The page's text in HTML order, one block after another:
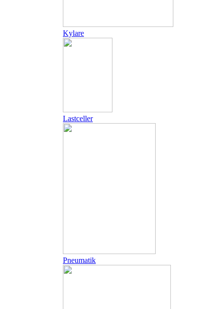
Kylare
Lastceller
Pneumatik